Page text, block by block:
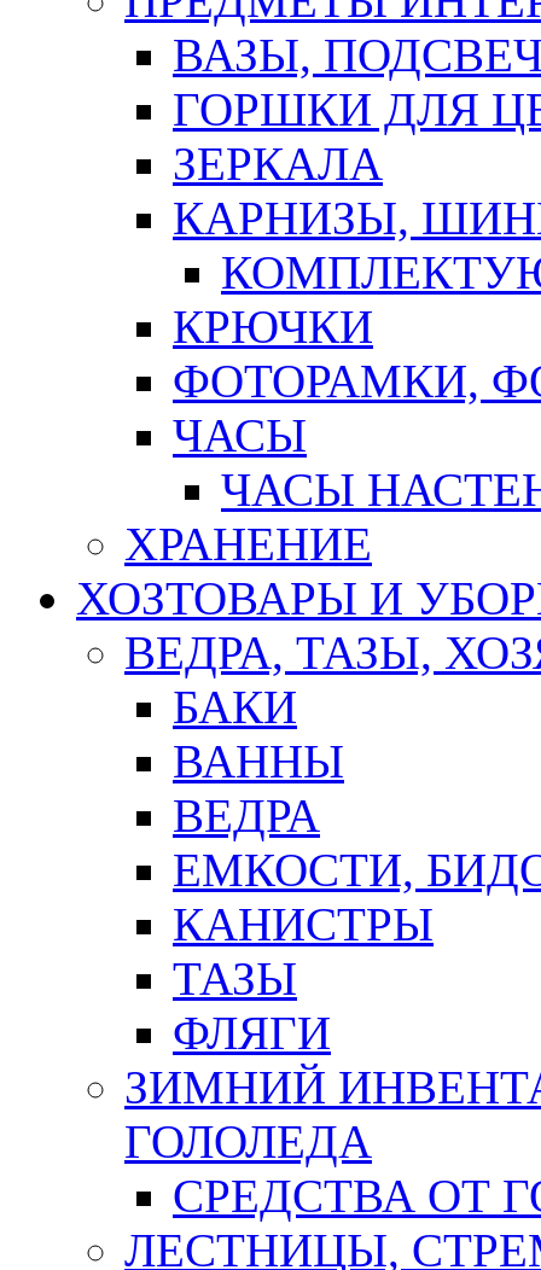
ВАЗЫ,
ГОРШКИ ДЛЯ
ЗЕРКАЛА
КАРНИЗЫ,
КРЮЧКИ
ФОТОРАМКИ,
ЧАСЫ
ЧАСЫ
ХРАНЕНИЕ
ХОЗТОВАРЫ И
ВЕДРА, ТАЗЫ,
БАКИ
ВАННЫ
ВЕДРА
ЕМКОСТИ,
КАНИСТРЫ
ТАЗЫ
ФЛЯГИ
ЗИМНИЙ
ГОЛОЛЕДА
СРЕДСТВА ОТ
ЛЕСТНИЦЫ,